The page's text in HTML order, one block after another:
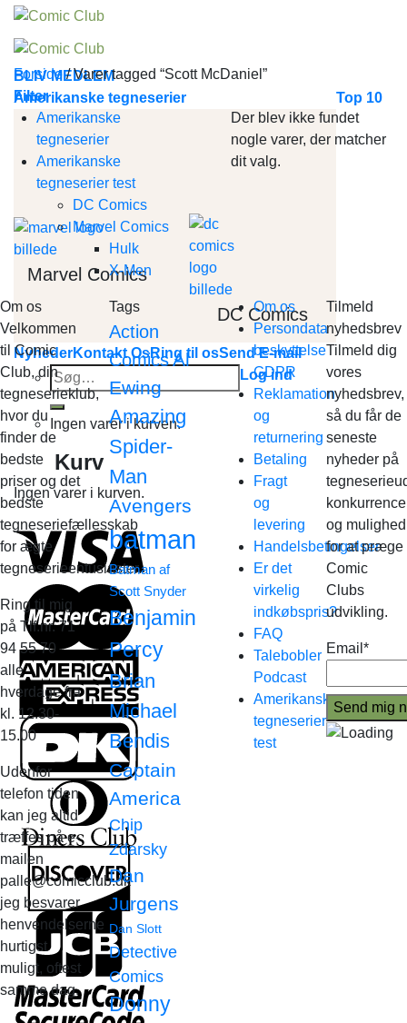
Skip
content
BLIV MEDLEM
Amerikanske tegneserier
Marvel Comics
DC Comics
Top 10
NyhederKontakt OsRing til osSend E-mail
Søg
efter:
Log ind
Ingen varer i kurven.
Kurv
Ingen varer i kurven.
Forside /Varer tagged “Scott McDaniel”
Filter
Amerikanske
tegneserier
Amerikanske
tegneserier test
DC Comics
Marvel Comics
Hulk
X-Men
Der blev ikke fundet
nogle varer, der matcher
dit valg.
Om os
Velkommen
til Comic
Club, din
tegneserieklub,
hvor du
finder de
bedste
priser og det
bedste
tegneseriefællesskab
for ægte
tegneserieentusiaster.
Ring til mig
på Tlf.nr. 71
94 55 70
alle
hverdage fra
kl. 12.30-
15.00
Udenfor
telefon tiden
kan jeg altid
træffes på e-
mailen
palle@comicclub.dk
jeg besvarer
henvendelserne
hurtigst
muligt, oftest
samme dag.
Tags
Action
ComicsAl
Ewing
Amazing
Spider-
Man
Avengers
batman
Batman af
Scott Snyder
Benjamin
Percy
Brian
Michael
Bendis
Captain
America
Chip
Zdarsky
Dan
Jurgens
Dan Slott
Detective
Comics
Donny
Om os
Persondata
beskyttelse
GDPR
Reklamation
og
returnering
Betaling
Fragt
og
levering
Handelsbetingelser
Er det
virkelig
indkøbspris?
FAQ
Talebobler
Podcast
Amerikanske
tegneserier
test
Tilmeld
nyhedsbrev
Tilmeld dig
vores
nyhedsbrev,
så du får de
seneste
nyheder på
og mulighed
for at præge
Comic
Clubs
udvikling.
Email*